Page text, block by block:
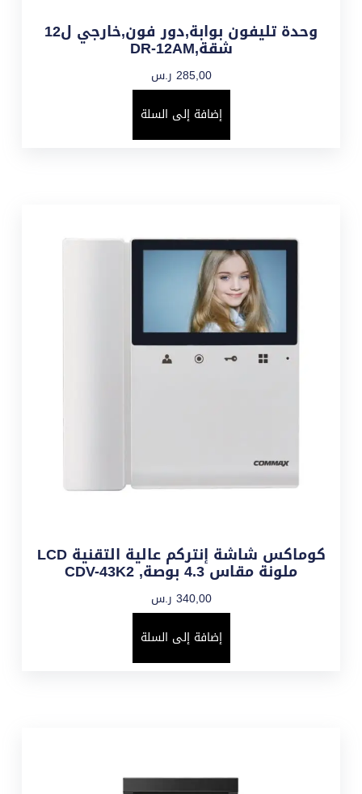
وحدة تليفون بوابة,دور فون,خارجي ل12
شقة,DR-12AM
285,00 ر.س
إضافة إلى السلة
كوماكس شاشة إنتركم عالية التقنية LCD
ملونة مقاس 4.3 بوصة, CDV-43K2
340,00 ر.س
إضافة إلى السلة